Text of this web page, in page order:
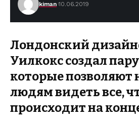
kiman 10.06.2019
Лондонский
Уилкокс создал
которые позволяют
людям видеть все,
происходит на